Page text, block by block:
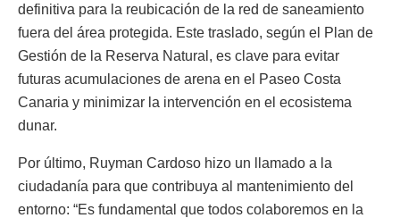
definitiva para la reubicación de la red de saneamiento
fuera del área protegida. Este traslado, según el Plan de
Gestión de la Reserva Natural, es clave para evitar
futuras acumulaciones de arena en el Paseo Costa
Canaria y minimizar la intervención en el ecosistema
dunar.
Por último, Ruyman Cardoso hizo un llamado a la
ciudadanía para que contribuya al mantenimiento del
entorno: “Es fundamental que todos colaboremos en la